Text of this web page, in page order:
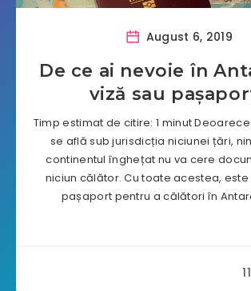
August 6, 2019
De ce ai nevoie în
viză sau
Timp estimat de citire: 1 minut
se află sub jurisdicția niciunei țări,
continentul înghețat nu va cere
niciun călător. Cu toate acestea,
pașaport pentru a călători în